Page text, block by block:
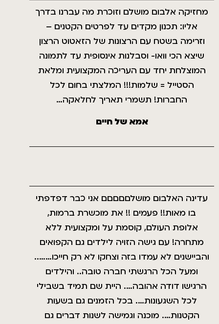
מחזיקה אלבום מושלם וזוכרת מה עברנו בדרך
אליו: תכנון מקדים עד לפרטים הקטנים –
וזרימה בשטח עם הרצונות של הזאטוט הרצון
שיצא הכי וואו- וסבלנות אינסופית עד לתמונה
המוצלחת יחד עם העריכה המקצועית ומלאת
הסטייל = שלמות!!! המלצתי בחום לכל
החברות! תשמרי תאריך לחלאקה…
אמא של חיים
עדינה האלבום מושלםםםםם אני כבר דפדפתי
בו מאות!! פעמים !! את מוכשרת ברמות,
אלופת העולם, קוסמת על ומקצועית ללא
מתחרה! עם גישה הזויה לילדים גם הקפואים
והביישנים לא עמדו בזה וצחקו לא רק חייכו……..
ומעל הכל הרגשתי חברה טובה.. והילדים
הרגישו דודה אהובה…. היית שם תמיד בשבילי
לכל השגעונות…. בכל הזמנים גם בשעות
הקטנות…. מוכנה וגמישה לשנות דברים גם